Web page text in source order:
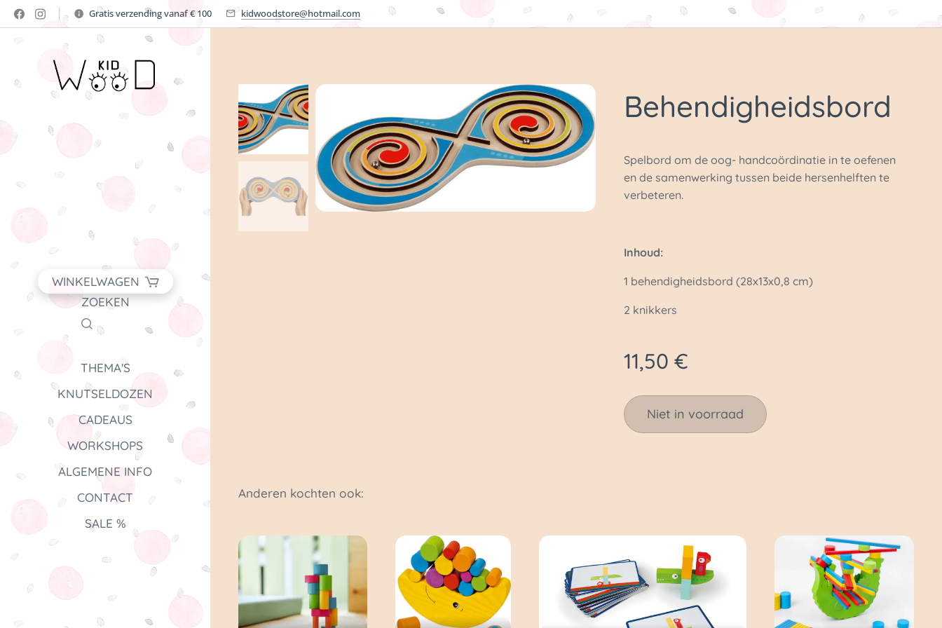
Gratis verzending vanaf € 100 kidwoodstore@hotmail.com
WINKELWAGEN
ZOEKEN
THEMA'S
KNUTSELDOZEN
CADEAUS
WORKSHOPS
ALGEMENE INFO
CONTACT
SALE %
Behendigheidsbord
Spelbord om de oog- handcoördinatie in te oefenen
en de samenwerking tussen beide hersenhelften te
verbeteren.
Inhoud:
1 behendigheidsbord (28x13x0,8 cm)
2 knikkers
11,50 €
Niet in voorraad
Anderen kochten ook: